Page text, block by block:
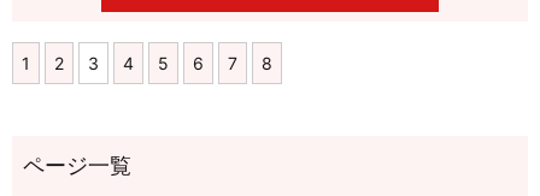
1 2 3 4 5 6 7 8